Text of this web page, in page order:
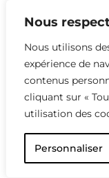
Nous
Nous utilisons
expérience de
contenus
cliquant sur «
utilisation des
Personnaliser